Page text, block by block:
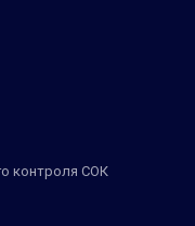
контроля СОК